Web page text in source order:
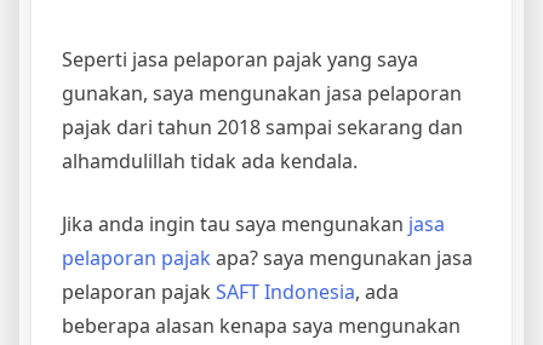
Seperti jasa pelaporan pajak yang saya
gunakan, saya mengunakan jasa pelaporan
pajak dari tahun 2018 sampai sekarang dan
alhamdulillah tidak ada kendala.
Jika anda ingin tau saya mengunakan jasa
pelaporan pajak apa? saya mengunakan jasa
pelaporan pajak SAFT Indonesia, ada
beberapa alasan kenapa saya mengunakan